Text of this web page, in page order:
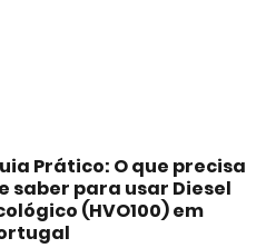
Prático: O que precisa
saber para usar Diesel
(HVO100) em